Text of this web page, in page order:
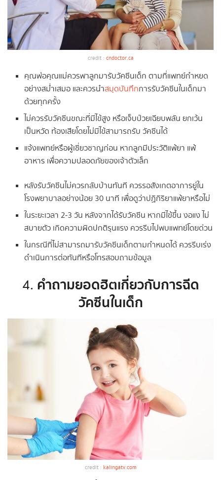
credit : cndoctor.ca
คุณพ่อคุณแม่ควรพาลูกมารับวัคซีนเด็ก ตามที่แพทย์กำหยด
อย่างสม่ำเสมอ และควรนำสมุดบันทึกการรับวัคซีนในเด็กมา
ด้วยทุกครั้ง
ไม่ควรรับวัคซีนขณะที่มีไข้สูง หรือเจ็บป่วยเฉียบพลัน ยกเว้น
เป็นหวัด ท้องเสียโดยไม่มีไข้สามารถรับ วัคซีนได้
แจ้งแพทย์หรือผู้เชี่ยวชาญก่อน หากลูกมีประวัติแพ้ยา แพ้
อาหาร เพื่อความปลอดภัยของเจ้าตัวเล็ก
หลังรับวัคซีนไม่ควรกลับบ้านทันที ควรรอสังเกตอาการยู่ใน
โรงพยาบาลอย่างน้อย 30 นาที เพื่อดูว่าปฏิกิริยาแพ้ยาหรือไม่
ในระยะเวลา 2-3 วัน หลังจากได้รับวัคซีน หากมีไข้ขึ้น งอแง ไม่
สบายตัว เกิดความผิดปกติรุนแรง ควรรีบไปพบแพทย์โดยด่วน
ในกรณีที่ไม่สามารถมารับวัคซีนเด็กตามกำหนดได้ ควรรีบเร่ง
ดำเนินการต่อทันทีหรือโทรสอบถามข้อมูล
4. คำถามยอดฮิตเกี่ยวกับการฉีด
วัคซีนในเด็ก
credit : kalingatv.com